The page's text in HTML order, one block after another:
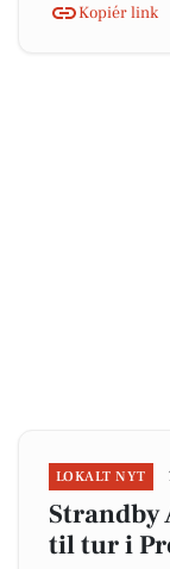
Kopiér link
LOKALT NYT
til tur i